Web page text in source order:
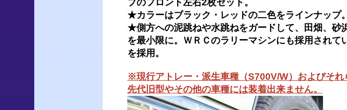
プのフロント左右2枚セット。
★カラーはブラック・レッドの二色をラインナップ。
★側方への泥跳ねや水跳ねをガードして、田畑、砂
を最小限に。ＷＲＣのラリーマシンにも採用されて
を採用。
※現行アトレー・派生車種（S700V/W）およびそれ
先代旧型やその他の車種には装着出来ません。